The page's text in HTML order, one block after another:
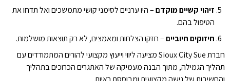
זיהוי קשיים מוקדם– היו ערניים לסימני קושי מתמשכים ואל תדחו את
הטיפול בהם.
חיזוקים חיוביים– חזקו הצלחות ומאמצים, לא רק תוצאות מושלמות.
חברת Sioux City Sue מציעה ליווי וייעוץ מקצועי להורים המתמודדים עם
תהליך הגמילה, מתוך הבנה מעמיקה של האתגרים הכרוכים בתהליך